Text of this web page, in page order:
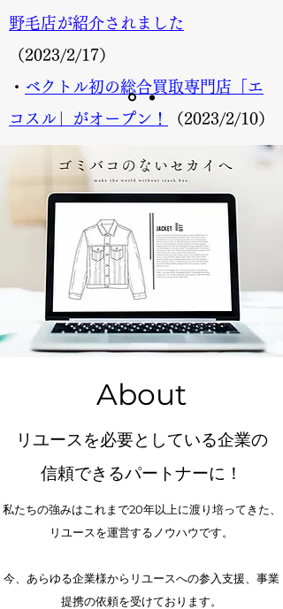
野毛店が紹介されました
（2023/2/17）
・ ベクトル初の総合買取専門店「エ
コスル」がオープン！
（2023/2/10）
About
リユースを必要としている企業の
信頼できるパートナーに！
私たちの強みはこれまで20年以上に渡り培ってきた、
リユースを運営するノウハウです。
今、あらゆる企業様からリユースへの参入支援、事業
提携の依頼を受けております。